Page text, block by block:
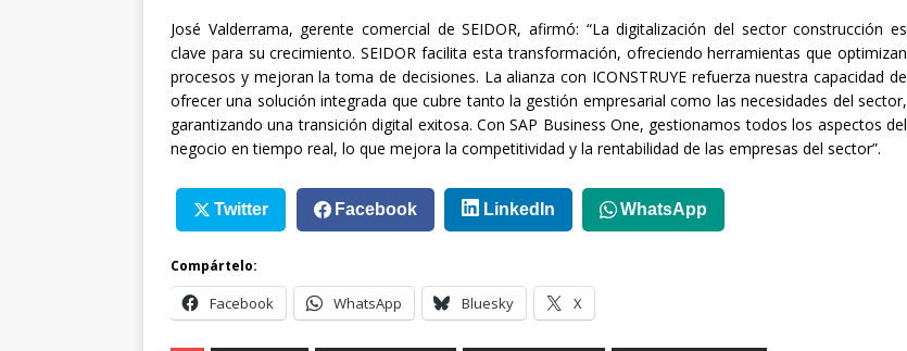
José Valderrama, gerente comercial de SEIDOR, afirmó: “La digitalización del sector construcción es
clave para su crecimiento. SEIDOR facilita esta transformación, ofreciendo herramientas que optimizan
procesos y mejoran la toma de decisiones. La alianza con ICONSTRUYE refuerza nuestra capacidad de
ofrecer una solución integrada que cubre tanto la gestión empresarial como las necesidades del sector,
garantizando una transición digital exitosa. Con SAP Business One, gestionamos todos los aspectos del
negocio en tiempo real, lo que mejora la competitividad y la rentabilidad de las empresas del sector”.
Twitter Facebook LinkedIn WhatsApp
Compártelo:
Facebook WhatsApp Bluesky X